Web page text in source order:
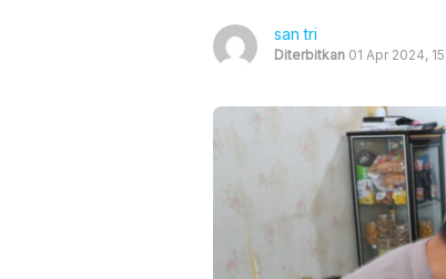
san tri
Diterbitkan 01 Apr 2024,